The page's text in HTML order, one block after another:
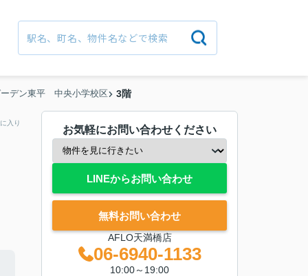
デン東平 中央小学校区 3階
入り
お気軽にお問い合わせください
LINEからお問い合わせ
無料お問い合わせ
AFLO天満橋店
06-6940-1133
10:00～19:00